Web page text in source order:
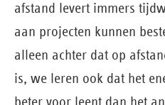
afstand levert immers
aan projecten kunnen
alleen achter dat op
is, we leren ook dat het
beter voor leent dan het